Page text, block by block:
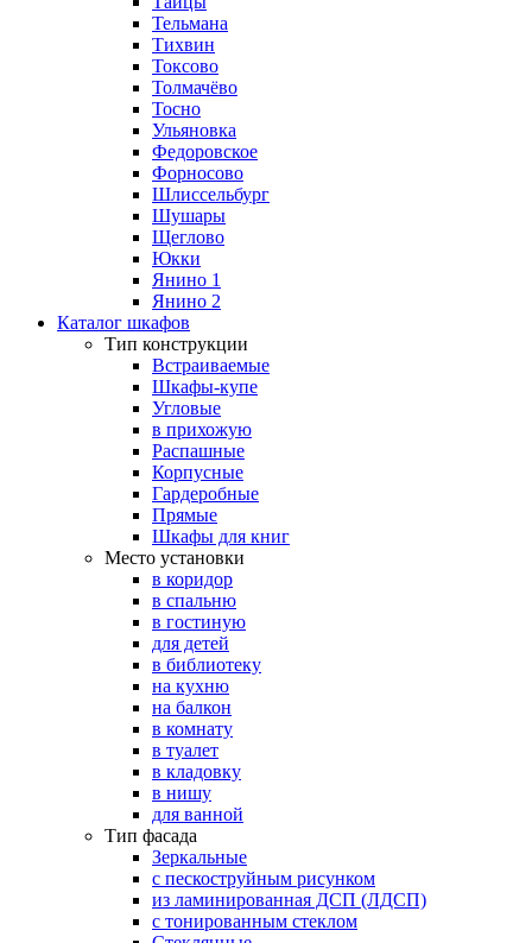
Тельмана
Тихвин
Токсово
Толмачёво
Тосно
Ульяновка
Федоровское
Форносово
Шлиссельбург
Шушары
Щеглово
Юкки
Янино 1
Янино 2
Каталог шкафов
Тип конструкции
Встраиваемые
Шкафы-купе
Угловые
в прихожую
Распашные
Корпусные
Гардеробные
Прямые
Шкафы для книг
Место установки
в коридор
в спальню
в гостиную
для детей
в библиотеку
на кухню
на балкон
в комнату
в туалет
в кладовку
в нишу
для ванной
Тип фасада
Зеркальные
с пескоструйным рисунком
из ламинированная ДСП (ЛДСП)
с тонированным стеклом